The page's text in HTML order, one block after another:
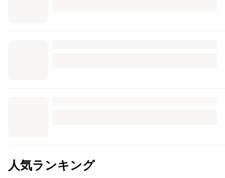
人気ランキング